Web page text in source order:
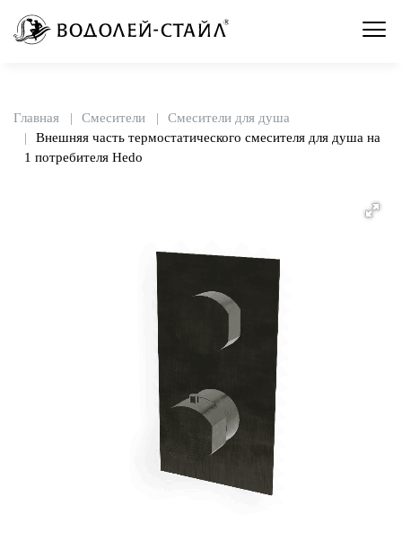
Главная Смесители
Смесители для душа
Внешняя часть термостатического смесителя для душа на
1 потребителя Hedo